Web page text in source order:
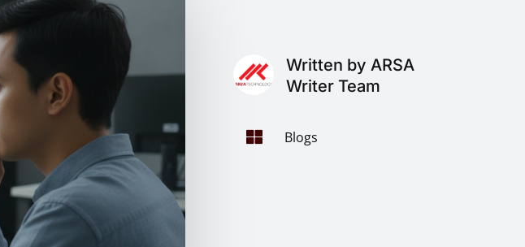
Written by ARSA
Writer Team
 Blogs